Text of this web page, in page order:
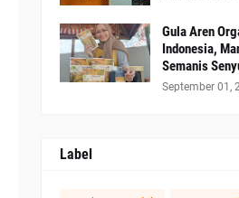
Gula Aren
Indonesia,
Semanis
September 01,
Label